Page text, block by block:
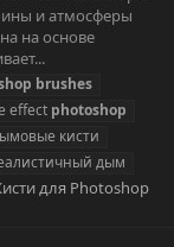
и атмосферы
на основе
brushes
effect photoshop
кисти
дым
для Photoshop